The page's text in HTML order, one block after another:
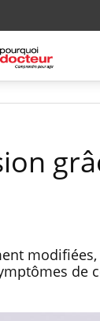
de